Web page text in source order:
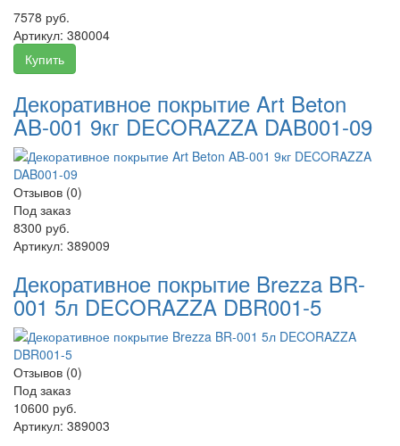
7578 руб.
Артикул: 380004
Купить
Декоративное покрытие Art Beton
AB-001 9кг DECORAZZA DAB001-09
Отзывов (0)
Под заказ
8300 руб.
Артикул: 389009
Декоративное покрытие Brezza BR-
001 5л DECORAZZA DBR001-5
Отзывов (0)
Под заказ
10600 руб.
Артикул: 389003